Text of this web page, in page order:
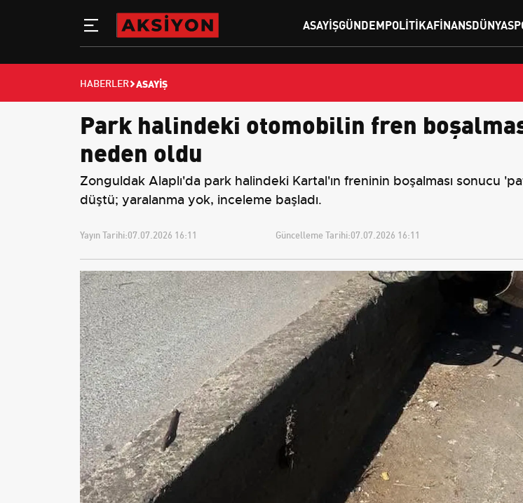
ASAYIŞGÜNDEMPOLITIKAFINANSDÜNYA
HABERLER ASAYIŞ
Park halindeki otomobilin fren
neden oldu
Zonguldak Alaplı'da park halindeki Kartal'ın freninin boşalması sonucu
düştü; yaralanma yok, inceleme başladı.
Yayın Tarihi:07.07.2026 16:11 Güncelleme Tarihi:07.07.2026 16:11